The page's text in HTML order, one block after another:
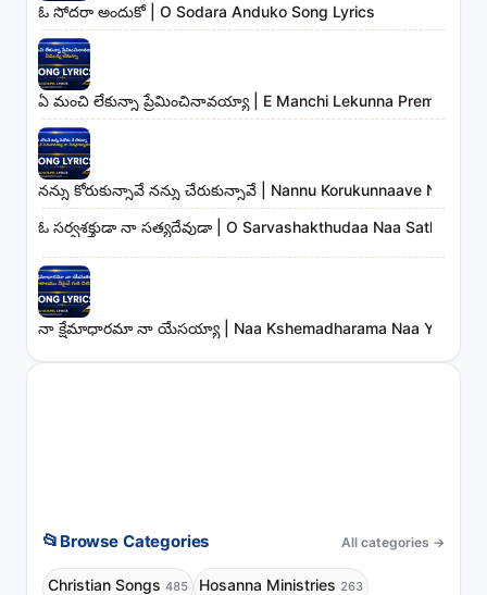
ఓ సోదరా అందుకో | O Sodara Anduko Song Lyrics
ఏ మంచి లేకున్నా ప్రేమించినావయ్యా | E Manchi Lekunna
నన్ను కోరుకున్నావే నన్ను చేరుకున్నావే | Nannu Korukunnaave Nannu
ఓ సర్వశక్తుడా నా సత్యదేవుడా | O Sarvashakthudaa Naa
నా క్షేమాధారమా నా యేసయ్యా | Naa Kshemadharama Naa Yesayya
📂 Browse Categories All categories →
Christian Songs 485 Hosanna Ministries 263